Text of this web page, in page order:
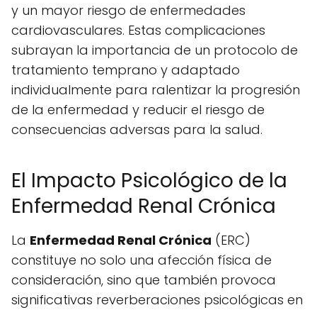
y un mayor riesgo de enfermedades
cardiovasculares. Estas complicaciones
subrayan la importancia de un protocolo de
tratamiento temprano y adaptado
individualmente para ralentizar la progresión
de la enfermedad y reducir el riesgo de
consecuencias adversas para la salud.
El Impacto Psicológico de la
Enfermedad Renal Crónica
La Enfermedad Renal Crónica (ERC)
constituye no solo una afección física de
consideración, sino que también provoca
significativas reverberaciones psicológicas en